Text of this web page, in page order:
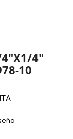
4"X1/4"
10